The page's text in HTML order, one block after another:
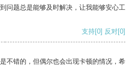
问题总是能够及时解决，让我能够安心工
支持[0] 反对[0]
不错的，但偶尔也会出现卡顿的情况，希